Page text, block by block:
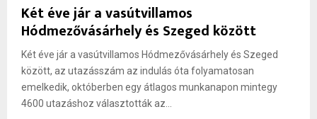
Két éve jár a vasútvillamos
Hódmezővásárhely és Szeged között
Két éve jár a vasútvillamos Hódmezővásárhely és Szeged
között, az utazásszám az indulás óta folyamatosan
emelkedik, októberben egy átlagos munkanapon mintegy
4600 utazáshoz választották az...